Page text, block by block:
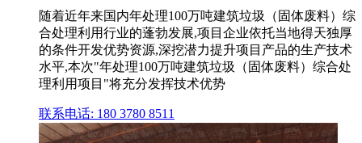
随着近年来国内年处理100万吨建筑垃圾（固体废料）综
合处理利用行业的蓬勃发展,项目企业依托当地得天独厚
的条件开发优势资源,深挖潜力提升项目产品的生产技术
水平,本次"年处理100万吨建筑垃圾（固体废料）综合处
理利用项目"将充分发挥技术优势
联系电话: 180 3780 8511